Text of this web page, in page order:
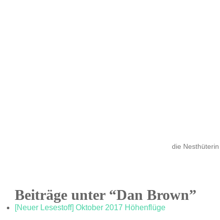
die Nesthüterin
Beiträge unter “Dan Brown”
[Neuer Lesestoff] Oktober 2017 Höhenflüge